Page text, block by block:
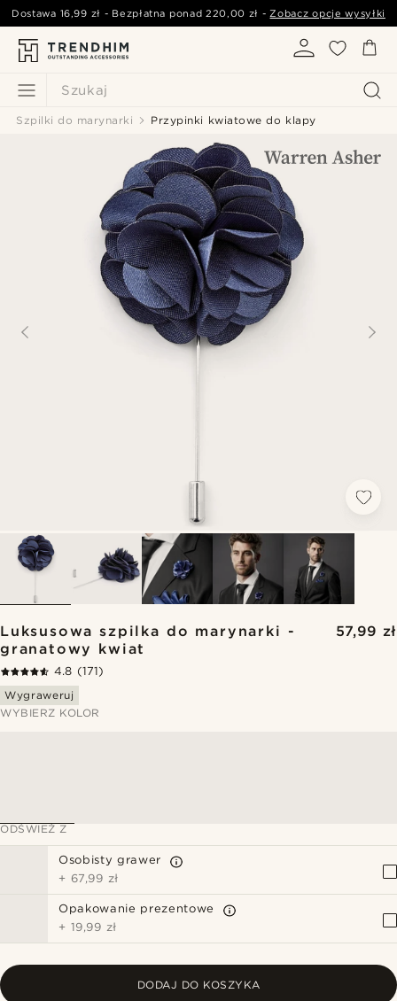
Szukaj
Dostawa 16,99 zł - Bezpłatna ponad220,00 zł -Zobacz opcje wysyłki
Szpilki do marynarki Przypinki kwiatowe do klapy
Luksusowa szpilka do marynarki -
granatowy kwiat
57,99 zł
4.8 (171)
Wygraweruj
WYBIERZ KOLOR
ODŚWIEŻ Z
Osobisty grawer
+ 67,99 zł
Opakowanie prezentowe
+ 19,99 zł
DODAJ DO KOSZYKA